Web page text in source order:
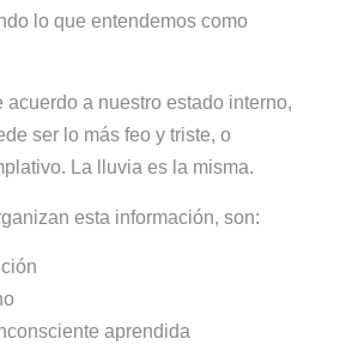
lo que entendemos como
acuerdo a nuestro estado interno,
ser lo más feo y triste, o
La lluvia es la misma.
esta información, son:
aprendida